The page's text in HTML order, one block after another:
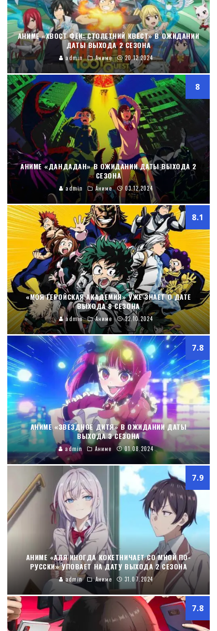
АНИМЕ «ХВОСТ ФЕИ: СТОЛЕТНИЙ КВЕСТ» В ОЖИДАНИИ
ДАТЫ ВЫХОДА 2 СЕЗОНА
admin Аниме 20.12.2024
8
АНИМЕ «ДАНДАДАН» В ОЖИДАНИИ ДАТЫ ВЫХОДА 2
СЕЗОНА
admin Аниме 03.12.2024
8.1
«МОЯ ГЕРОЙСКАЯ АКАДЕМИЯ» УЖЕ ЗНАЕТ О ДАТЕ
ВЫХОДА 8 СЕЗОНА
admin Аниме 22.10.2024
7.8
АНИМЕ «ЗВЕЗДНОЕ ДИТЯ» В ОЖИДАНИИ ДАТЫ
ВЫХОДА 3 СЕЗОНА
admin Аниме 01.08.2024
7.9
АНИМЕ «АЛЯ ИНОГДА КОКЕТНИЧАЕТ СО МНОЙ ПО-
РУССКИ» УПОВАЕТ НА ДАТУ ВЫХОДА 2 СЕЗОНА
admin Аниме 31.07.2024
7.8